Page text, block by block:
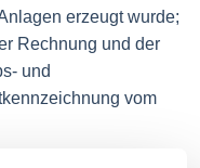
erzeugt wurde;
Rechnung und der
und
vom